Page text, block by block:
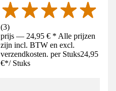
(3)
prijs — 24,95 € * Alle prijzen
zijn incl. BTW en excl.
verzendkosten. per Stuks24,95
€*/ Stuks